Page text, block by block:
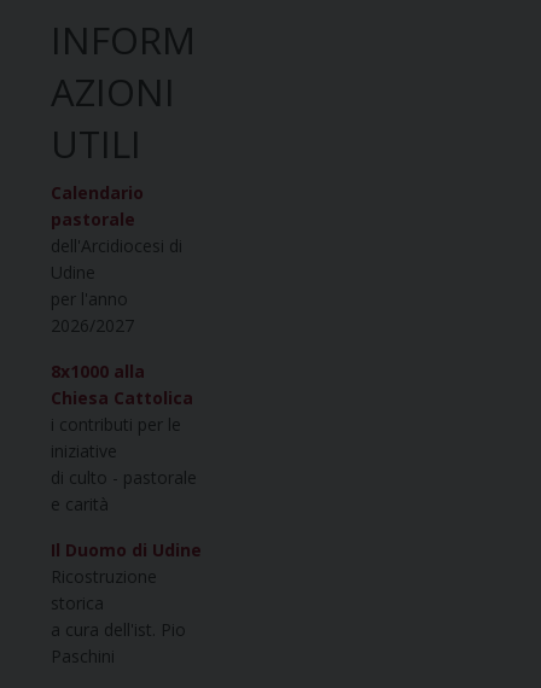
INFORM
AZIONI
UTILI
Calendario
pastorale
dell'Arcidiocesi di
Udine
per l'anno
2026/2027
8x1000 alla
Chiesa Cattolica
i contributi per le
iniziative
di culto - pastorale
e carità
Il Duomo di Udine
Ricostruzione
storica
a cura dell'ist. Pio
Paschini